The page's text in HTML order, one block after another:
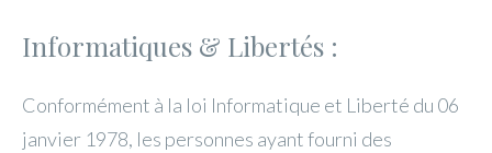
Informatiques & Libertés :
Conformément à la loi Informatique et Liberté du 06
janvier 1978, les personnes ayant fourni des